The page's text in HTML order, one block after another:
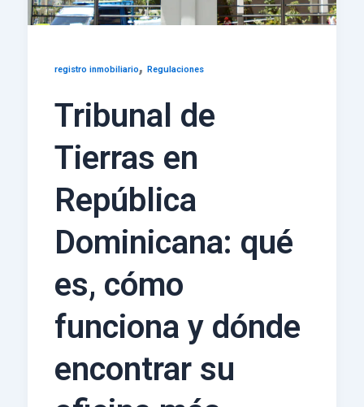
registro inmobiliario, Regulaciones
Tribunal de
Tierras en
República
Dominicana: qué
es, cómo
funciona y dónde
encontrar su